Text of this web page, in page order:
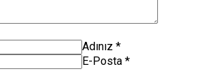
Adınız *
E-Posta *